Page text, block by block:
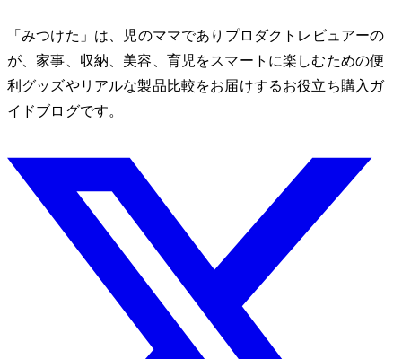
「みつけた」は、2児のママでありプロダクトレビュアーのMio
が、家事、収納、美容、育児をスマートに楽しむための便
利グッズやリアルな製品比較をお届けするお役立ち購入ガ
イドブログです。